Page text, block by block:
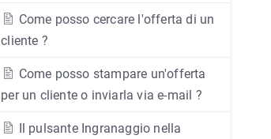
Come posso cercare l'offerta di un
cliente ?
Come posso stampare un'offerta
per un cliente o inviarla via e-mail ?
Il pulsante Ingranaggio nella